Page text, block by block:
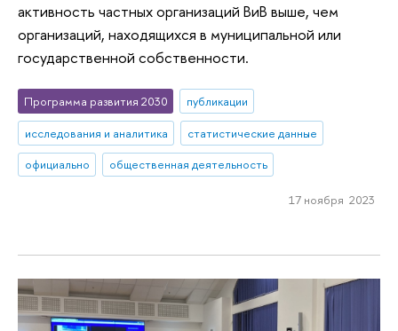
активность частных организаций ВиВ выше, чем
организаций, находящихся в муниципальной или
государственной собственности.
Программа развития 2030
публикации
исследования и аналитика
статистические данные
официально
общественная деятельность
17 ноября 2023